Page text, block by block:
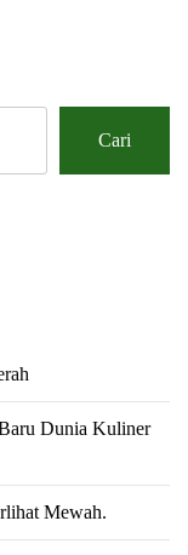
Cari
Dunia Kuliner
Mewah.